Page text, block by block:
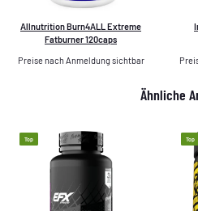
Allnutrition Burn4ALL Extreme
Fatburner 120caps
Preise nach Anmeldung sichtbar
Ähnliche
Top Top